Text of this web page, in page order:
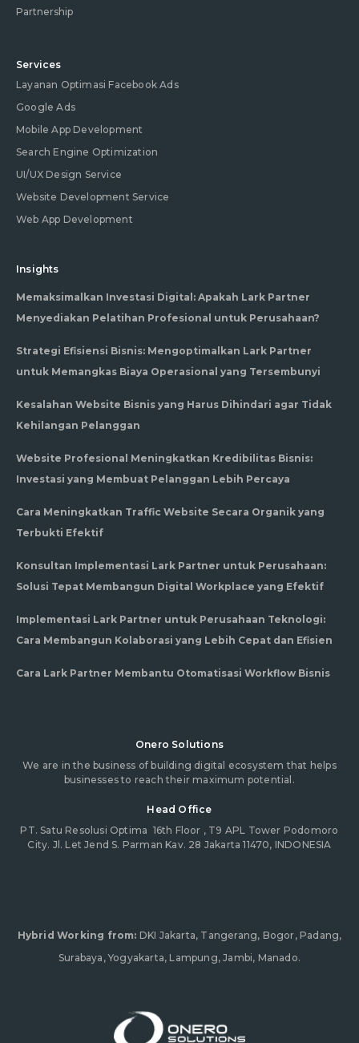
Partnership
Services
Layanan Optimasi Facebook Ads
Google Ads
Mobile App Development
Search Engine Optimization
UI/UX Design Service
Website Development Service
Web App Development
Insights
Memaksimalkan Investasi Digital: Apakah Lark Partner
Menyediakan Pelatihan Profesional untuk Perusahaan?
Strategi Efisiensi Bisnis: Mengoptimalkan Lark Partner
untuk Memangkas Biaya Operasional yang Tersembunyi
Kesalahan Website Bisnis yang Harus Dihindari agar Tidak
Kehilangan Pelanggan
Website Profesional Meningkatkan Kredibilitas Bisnis:
Investasi yang Membuat Pelanggan Lebih Percaya
Cara Meningkatkan Traffic Website Secara Organik yang
Terbukti Efektif
Konsultan Implementasi Lark Partner untuk Perusahaan:
Solusi Tepat Membangun Digital Workplace yang Efektif
Implementasi Lark Partner untuk Perusahaan Teknologi:
Cara Membangun Kolaborasi yang Lebih Cepat dan Efisien
Cara Lark Partner Membantu Otomatisasi Workflow Bisnis
Onero Solutions
We are in the business of building digital ecosystem that helps
businesses to reach their maximum potential.
Head Office
PT. Satu Resolusi Optima 16th Floor , T9 APL Tower Podomoro
City. Jl. Let Jend S. Parman Kav. 28 Jakarta 11470, INDONESIA
Hybrid Working from: DKI Jakarta, Tangerang, Bogor, Padang,
Surabaya, Yogyakarta, Lampung, Jambi, Manado.